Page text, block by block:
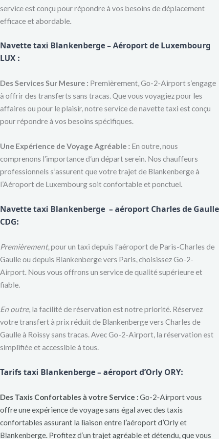
service est conçu pour répondre à vos besoins de déplacement
efficace et abordable.
Navette taxi Blankenberge – Aéroport de Luxembourg
LUX :
Des Services Sur Mesure : Premièrement, Go-2-Airport s’engage
à offrir des transferts sans tracas. Que vous voyagiez pour les
affaires ou pour le plaisir, notre service de navette taxi est conçu
pour répondre à vos besoins spécifiques.
Une Expérience de Voyage Agréable : En outre, nous
comprenons l’importance d’un départ serein. Nos chauffeurs
professionnels s’assurent que votre trajet de Blankenberge à
l’Aéroport de Luxembourg soit confortable et ponctuel.
Navette taxi Blankenberge – aéroport Charles de Gaulle
CDG:
Premièrement, pour un taxi depuis l’aéroport de Paris-Charles de
Gaulle ou depuis Blankenberge vers Paris, choisissez Go-2-
Airport. Nous vous offrons un service de qualité supérieure et
fiable.
En outre, la facilité de réservation est notre priorité. Réservez
votre transfert à prix réduit de Blankenberge vers Charles de
Gaulle à Roissy sans tracas. Avec Go-2-Airport, la réservation est
simplifiée et accessible à tous.
Tarifs taxi Blankenberge –aéroport d’Orly ORY:
Des Taxis Confortables à votre Service : Go-2-Airport vous
offre une expérience de voyage sans égal avec des taxis
confortables assurant la liaison entre l’aéroport d’Orly et
Blankenberge. Profitez d’un trajet agréable et détendu, que vous